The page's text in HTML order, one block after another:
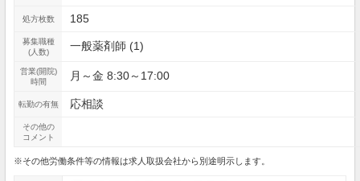
処方枚数 185
募集職種
(人数)
一般薬剤師 (1)
営業(開院)
時間
月～金 8:30～17:00
転勤の有無 応相談
その他の
コメント
※その他労働条件等の情報は求人取扱会社から別途明示します。